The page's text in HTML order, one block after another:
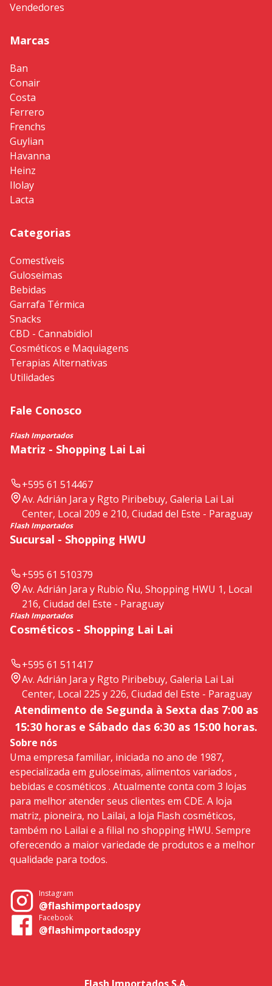
Vendedores
Marcas
Ban
Conair
Costa
Ferrero
Frenchs
Guylian
Havanna
Heinz
Ilolay
Lacta
Categorias
Comestíveis
Guloseimas
Bebidas
Garrafa Térmica
Snacks
CBD - Cannabidiol
Cosméticos e Maquiagens
Terapias Alternativas
Utilidades
Fale Conosco
Flash Importados
Matriz - Shopping Lai Lai
+595 61 514467
Av. Adrián Jara y Rgto Piribebuy, Galeria Lai Lai
Center, Local 209 e 210, Ciudad del Este - Paraguay
Flash Importados
Sucursal - Shopping HWU
+595 61 510379
Av. Adrián Jara y Rubio Ñu, Shopping HWU 1, Local
216, Ciudad del Este - Paraguay
Flash Importados
Cosméticos - Shopping Lai Lai
+595 61 511417
Av. Adrián Jara y Rgto Piribebuy, Galeria Lai Lai
Center, Local 225 y 226, Ciudad del Este - Paraguay
Atendimento de Segunda à Sexta das 7:00 as
15:30 horas e Sábado das 6:30 as 15:00 horas.
Sobre nós
Uma empresa familiar, iniciada no ano de 1987,
especializada em guloseimas, alimentos variados ,
bebidas e cosméticos . Atualmente conta com 3 lojas
para melhor atender seus clientes em CDE. A loja
matriz, pioneira, no Lailai, a loja Flash cosméticos,
também no Lailai e a filial no shopping HWU. Sempre
oferecendo a maior variedade de produtos e a melhor
qualidade para todos.
Instagram
@flashimportadospy
Facebook
@flashimportadospy